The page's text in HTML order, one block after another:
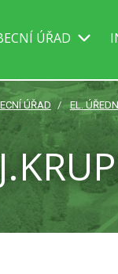
ÚŘAD
ÚŘAD EL.